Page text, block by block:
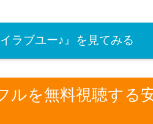
ラブユー♪』を見てみる
ルを無料視聴する